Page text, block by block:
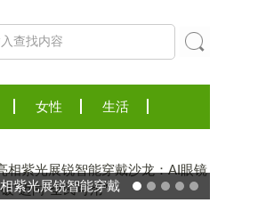
女性 生活
东方药林"雪康保"凝胶型膳食